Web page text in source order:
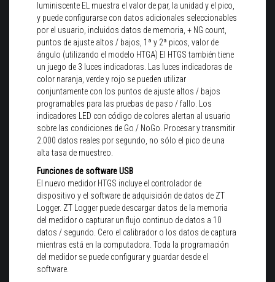
luminiscente EL muestra el valor de par, la unidad y el pico,
y puede configurarse con datos adicionales seleccionables
por el usuario, incluidos datos de memoria, + NG count,
puntos de ajuste altos / bajos, 1ª y 2ª picos, valor de
ángulo (utilizando el modelo HTGA) El HTGS también tiene
un juego de 3 luces indicadoras. Las luces indicadoras de
color naranja, verde y rojo se pueden utilizar
conjuntamente con los puntos de ajuste altos / bajos
programables para las pruebas de paso / fallo. Los
indicadores LED con código de colores alertan al usuario
sobre las condiciones de Go / NoGo. Procesar y transmitir
2.000 datos reales por segundo, no sólo el pico de una
alta tasa de muestreo.
Funciones de software USB
El nuevo medidor HTGS incluye el controlador de
dispositivo y el software de adquisición de datos de ZT
Logger. ZT Logger puede descargar datos de la memoria
del medidor o capturar un flujo continuo de datos a 10
datos / segundo. Cero el calibrador o los datos de captura
mientras está en la computadora. Toda la programación
del medidor se puede configurar y guardar desde el
software.